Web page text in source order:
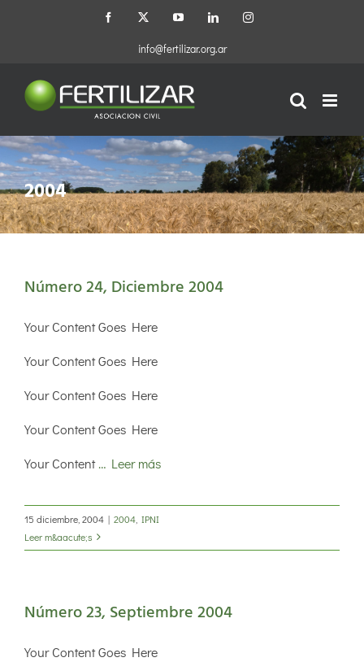
Facebook
X YouTubeLinkedInInstagram
info@fertilizar.org.ar
2004
Número 24, Diciembre 2004
Your Content Goes Here
Your Content Goes Here
Your Content Goes Here
Your Content Goes Here
Your Content… Leer más
15 diciembre, 2004 | 2004 IPNI
Leer m&aacute;s
Número 23, Septiembre 2004
Your Content Goes Here